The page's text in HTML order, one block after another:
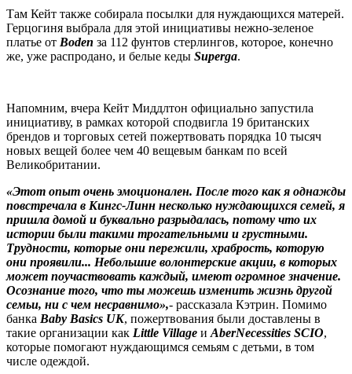
Там Кейт также собирала посылки для нуждающихся матерей.
Герцогиня выбрала для этой инициативы нежно-зеленое
платье от Boden за 112 фунтов стерлингов, которое, конечно
же, уже распродано, и белые кеды Superga.
Напомним, вчера Кейт Миддлтон официально запустила
инициативу, в рамках которой сподвигла 19 британских
брендов и торговых сетей пожертвовать порядка 10 тысяч
новых вещей более чем 40 вещевым банкам по всей
Великобритании.
«Этот опыт очень эмоционален. После того как я однажды
повстречала в Кингс-Линн несколько нуждающихся семей, я
пришла домой и буквально разрыдалась, потому что их
истории были такими трогательными и грустными.
Трудности, которые они пережили, храбрость, которую
они проявили... Небольшие волонтерские акции, в которых
может поучаствовать каждый, имеют огромное значение.
Осознание того, что ты можешь изменить жизнь другой
семьи, ни с чем несравнимо»,- рассказала Кэтрин. Помимо
банка Baby Basics UK, пожертвования были доставлены в
такие организации как Little Village и AberNecessities SCIO,
которые помогают нуждающимся семьям с детьми, в том
числе одеждой.